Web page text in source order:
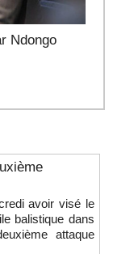
Ndongo
avoir visé le
balistique dans
attaque